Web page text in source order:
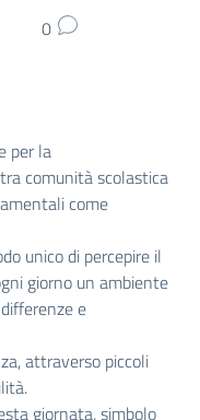
0
per la
comunità scolastica
come
unico di percepire il
giorno un ambiente
e
attraverso piccoli
giornata, simbolo